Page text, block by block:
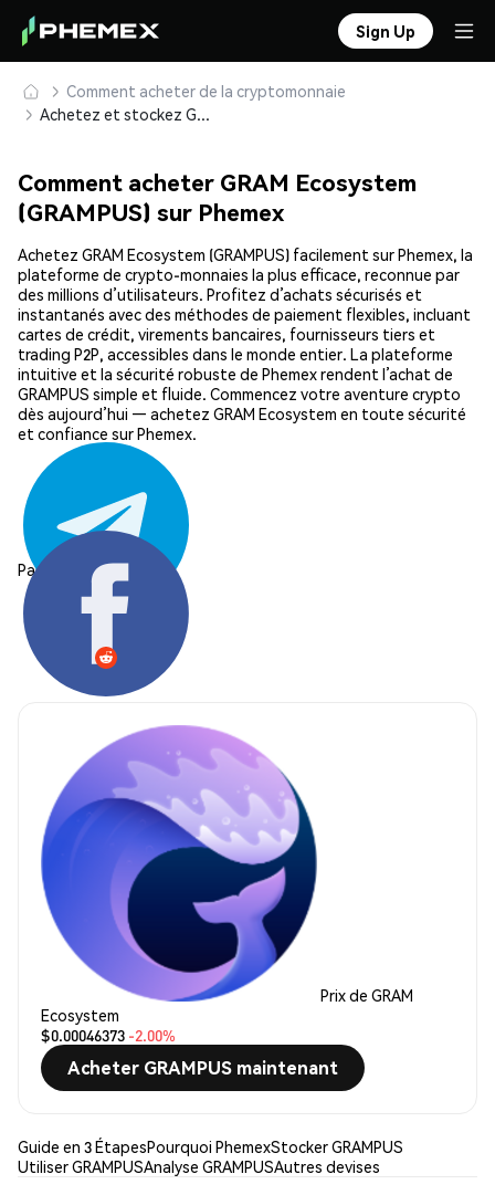
Sign Up
Comment acheter de la cryptomonnaie
Achetez et stockez GRAM Ecosystem (GRAMPUS) en toute sécurité
Comment acheter GRAM Ecosystem
(GRAMPUS) sur Phemex
Achetez GRAM Ecosystem (GRAMPUS) facilement sur Phemex, la
plateforme de crypto-monnaies la plus efficace, reconnue par
des millions d’utilisateurs. Profitez d’achats sécurisés et
instantanés avec des méthodes de paiement flexibles, incluant
cartes de crédit, virements bancaires, fournisseurs tiers et
trading P2P, accessibles dans le monde entier. La plateforme
intuitive et la sécurité robuste de Phemex rendent l’achat de
GRAMPUS simple et fluide. Commencez votre aventure crypto
dès aujourd’hui — achetez GRAM Ecosystem en toute sécurité
et confiance sur Phemex.
Partager:
Prix de GRAM
Ecosystem
$0.00046373 -2.00%
Acheter GRAMPUS maintenant
Guide en 3 ÉtapesPourquoi PhemexStocker GRAMPUS
Utiliser GRAMPUSAnalyse GRAMPUSAutres devises